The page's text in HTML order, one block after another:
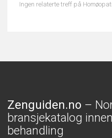
Ingen relaterte treff på
Zenguiden.no –
bransjekatalog
behandling